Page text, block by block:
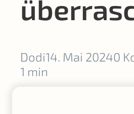
Dodi14. Mai 20240
1 min